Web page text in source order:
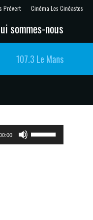
Prévert Cinéma Les Cinéastes
sommes-nous
107.3 Le Mans